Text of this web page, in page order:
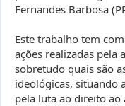
Fernandes Barbosa
Este trabalho tem
ações realizadas pela
sobretudo quais são
ideológicas, situando
pela luta ao direito ao